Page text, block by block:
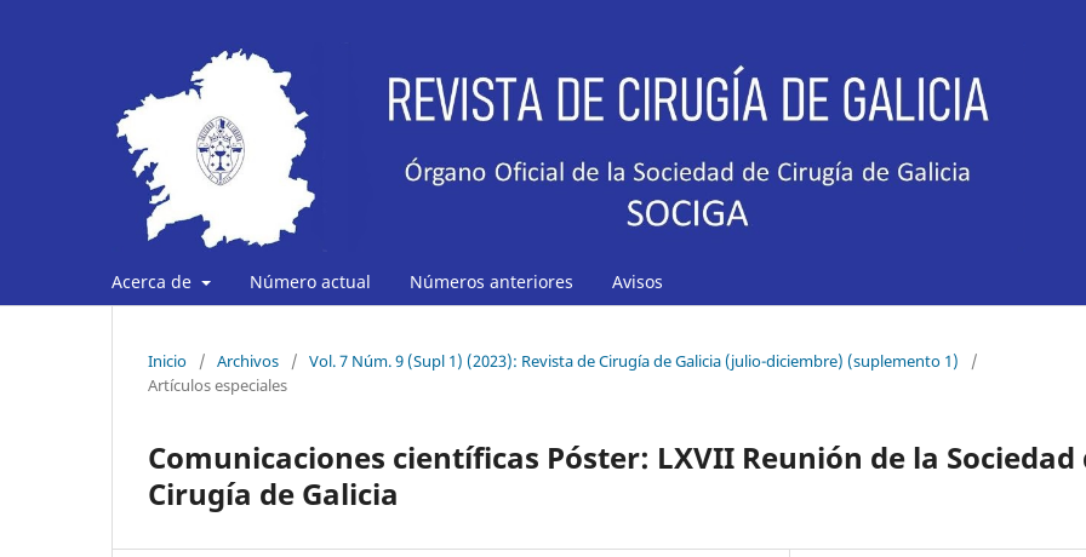
Acerca de Número actual Números anteriores Avisos
Inicio / Archivos / Vol. 7 Núm. 9 (Supl 1) (2023): Revista de Cirugía de Galicia (julio-diciembre) (suplemento 1)
/
Artículos especiales
Comunicaciones científicas Póster: LXVII Reunión de la Sociedad
Cirugía de Galicia